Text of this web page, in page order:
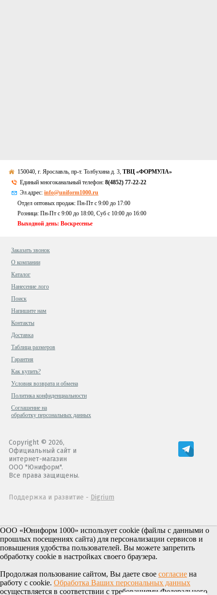
150040, г. Ярославль, пр-т. Толбухина д. 3,ТВЦ «ФОРМУЛА»
Единый многоканальный телефон:8(4852) 77-22-22
Эл.адрес:info@uniform1000.ru
Отдел оптовых продаж: Пн-Пт с 9:00 до 17:00
Розница: Пн-Пт с 9:00 до 18:00, Суб c 10:00 до 16:00
Выходной день: Воскресенье
Заказать звонок
О компании
Каталог
Нанесение лого
Поиск
Напишите нам
Контакты
Доставка
Таблица размеров
Гарантия
Как купить?
Условия возврата и обмена
Политика конфиденциальности
Cоглашение на
обработку персональных данных
Copyright © 2026,
Официальный сайт и
интернет-магазин
ООО "Юниформ".
Все права защищены.
Поддержка и развитие - Digrium
ООО «Юниформ 1000» использует cookie (файлы с данными о
прошлых посещениях сайта) для персонализации сервисов и
повышения удобства пользователей. Вы можете запретить
обработку cookie в настройках своего браузера.
Продолжая пользование сайтом, Вы даете свое согласие на
работу с cookie. Обработка Ваших персональных данных
осуществляется в соответствии с требованиями Федерального